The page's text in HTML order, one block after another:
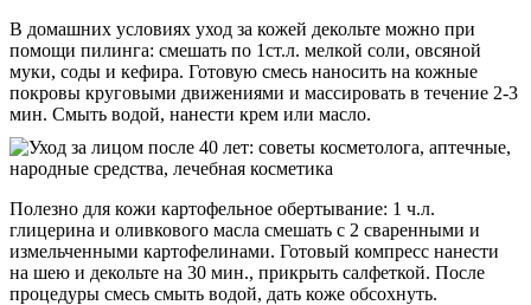
В домашних условиях уход за кожей декольте можно при
помощи пилинга: смешать по 1ст.л. мелкой соли, овсяной
муки, соды и кефира. Готовую смесь наносить на кожные
покровы круговыми движениями и массировать в течение 2-3
мин. Смыть водой, нанести крем или масло.
Полезно для кожи картофельное обертывание: 1 ч.л.
глицерина и оливкового масла смешать с 2 сваренными и
измельченными картофелинами. Готовый компресс нанести
на шею и декольте на 30 мин., прикрыть салфеткой. После
процедуры смесь смыть водой, дать коже обсохнуть.